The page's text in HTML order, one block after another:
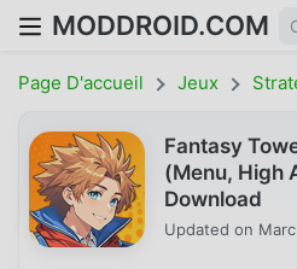
MODDROID.COM
Page D'accueil Jeux
Fantasy
(Menu, High
Download
Updated on